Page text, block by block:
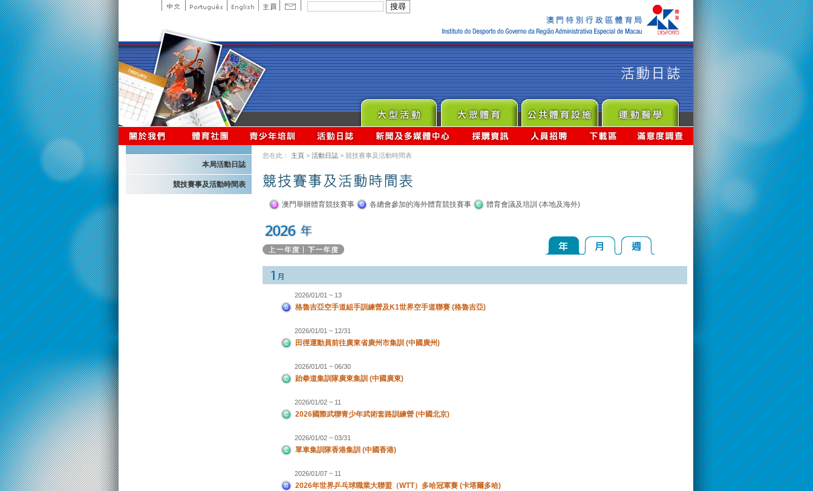
本局活動日誌
競技賽事及活動時間表
您在此： 主頁 > 活動日誌 > 競技賽事及活動時間表
澳門舉辦體育競技賽事 各總會參加的海外體育競技賽事 體育會議及培訓 (本地及海外)
2026/01/01 ~ 13
格魯吉亞空手道組手訓練營及K1世界空手道聯賽 (格魯吉亞)
2026/01/01 ~ 12/31
田徑運動員前往廣東省廣州市集訓 (中國廣州)
2026/01/01 ~ 06/30
跆拳道集訓隊廣東集訓 (中國廣東)
2026/01/02 ~ 11
2026國際武聯青少年武術套路訓練營 (中國北京)
2026/01/02 ~ 03/31
單車集訓隊香港集訓 (中國香港)
2026/01/07 ~ 11
2026年世界乒乓球職業大聯盟（WTT）多哈冠軍賽 (卡塔爾多哈)